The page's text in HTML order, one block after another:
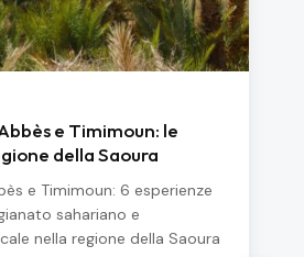
e Timimoun: le
della Saoura
e Timimoun: 6 esperienze
sahariano e
nella regione della Saoura